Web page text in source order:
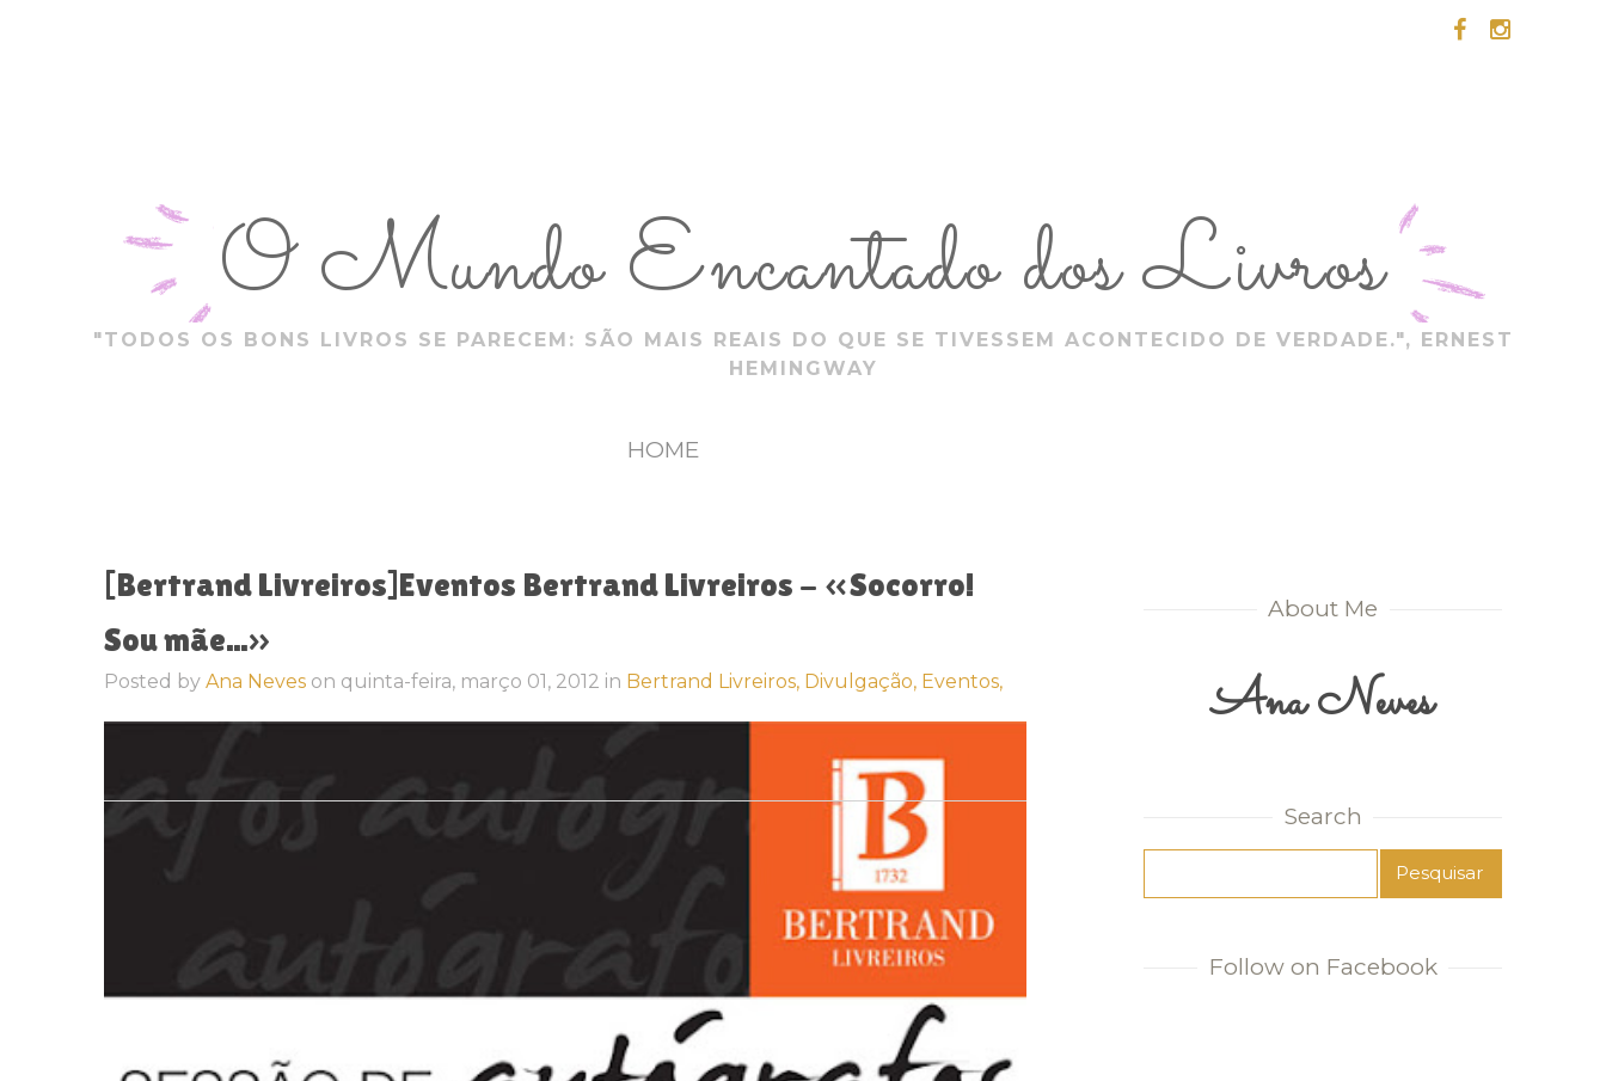
O Mundo Encantado dos Livros
"TODOS OS BONS LIVROS SE PARECEM: SÃO MAIS REAIS DO QUE SE TIVESSEM ACONTECIDO DE VERDADE.", ERNEST
HEMINGWAY
HOME
[Bertrand Livreiros]Eventos Bertrand Livreiros - «Socorro!
Posted by Ana Neves on quinta-feira, março 01, 2012 in Bertrand Livreiros, Divulgação, Eventos,
About Me
Ana Neves
Search
Follow on Facebook